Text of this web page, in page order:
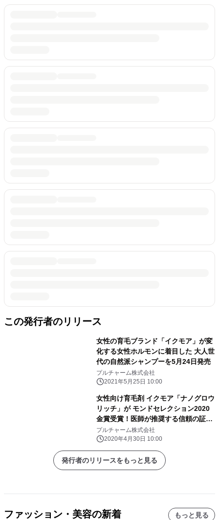
この発行者のリリース
女性の育毛ブランド「イクモア」が変
化する女性ホルモンに着目した 大人世
代の自然派シャンプーを5月24日発売
プルチャーム株式会社
2021年5月25日 10:00
女性向け育毛剤 イクモア「ナノグロウ
リッチ」が モンドセレクション2020
金賞受賞！医師が推奨する信頼の証
「ドクターREC」で90.6％の高評価を
獲得
プルチャーム株式会社
2020年4月30日 10:00
発行者のリリースをもっと見る
ファッション・美容の新着 もっと見る